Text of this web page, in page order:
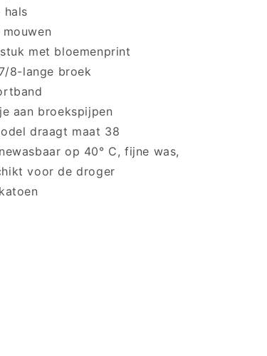
hals
mouwen
met bloemenprint
8-lange broek
aan broekspijpen
draagt maat 38
op 40° C, fijne was,
voor de droger